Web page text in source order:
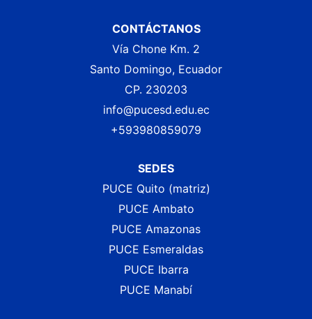
CONTÁCTANOS
Vía Chone Km. 2
Santo Domingo, Ecuador
CP. 230203
info@pucesd.edu.ec
+593980859079
SEDES
PUCE Quito (matriz)
PUCE Ambato
PUCE Amazonas
PUCE Esmeraldas
PUCE Ibarra
PUCE Manabí